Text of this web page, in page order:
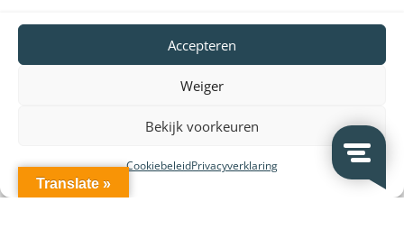
Accepteren
Weiger
Bekijk voorkeuren
CookiebeleidPrivacyverklaring
maatwerk
afspraak.
Translate »